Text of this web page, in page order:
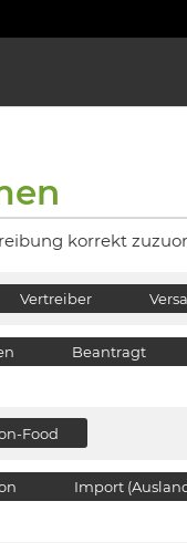
korrekt
Vertreiber
Beantragt
Food
Import